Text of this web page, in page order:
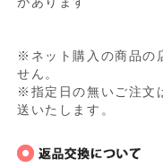
※ネット購入の商品の
せん。
※指定日の無いご注文
送いたします。